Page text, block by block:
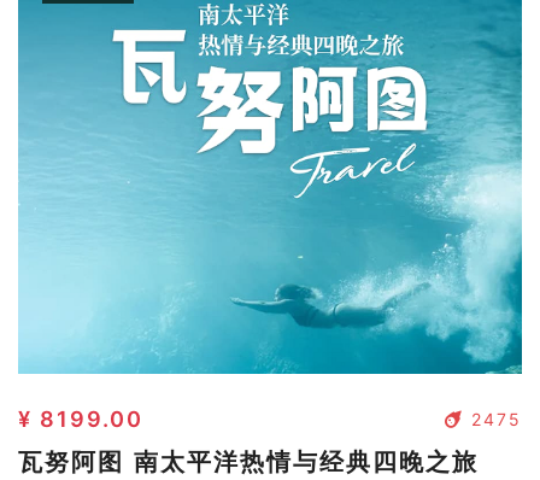
2475
¥ 8199.00
瓦努阿图 南太平洋热情与经典四晚之旅